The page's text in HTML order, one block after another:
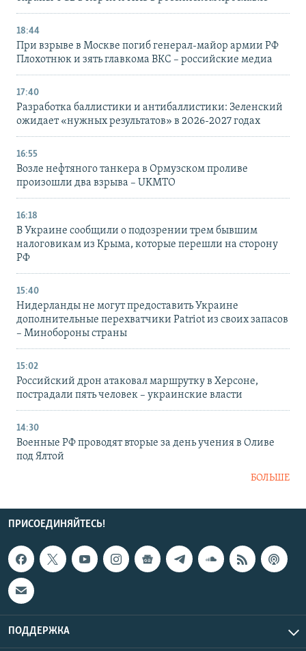
18:44
При взрыве в Москве погиб генерал-майор армии РФ
Плохотнюк и зять главкома ВКС – российские медиа
17:40
Разработка баллистики и антибаллистики: Зеленский
ожидает «нужных результатов» в 2026-2027 годах
16:55
Возле нефтяного танкера в Ормузском проливе
произошли два взрыва – UKMTO
16:18
В Украине сообщили о подозрении трем бывшим
налоговикам из Крыма, которые перешли на сторону
РФ
15:40
Нидерланды не могут предоставить Украине
дополнительные перехватчики Patriot из своих запасов
– Минобороны страны
15:02
Российский дрон атаковал маршрутку в Херсоне,
пострадали пять человек – украинские власти
14:30
Военные РФ проводят вторые за день учения в Оливе
под Ялтой
БОЛЬШЕ
ПРИСОЕДИНЯЙТЕСЬ!
ПОДДЕРЖКА